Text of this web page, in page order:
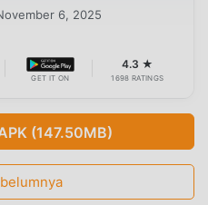
6, 2025
GET IT ON
4.3 ★
1698 RATINGS
(147.50MB)